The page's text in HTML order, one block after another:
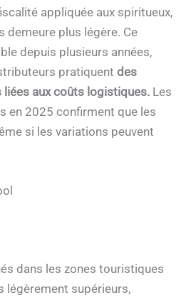
appliquée aux spiritueux,
demeure plus légère. Ce
depuis plusieurs années,
pratiquent des
liées aux coûts logistiques. Les
en 2025 confirment que les
si les variations peuvent
dans les zones touristiques
supérieurs,